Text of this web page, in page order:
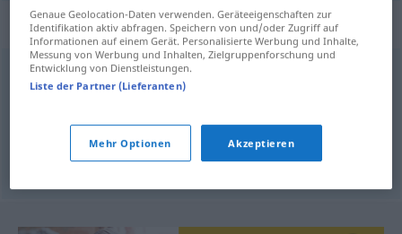
Synonyme für "Unwissenheit"
Unkenntnis,Naivität,Ahnungslosigkeit
Dummheit,Blödheit (ugs.), Unfähigkeit
Genaue Geolocation-Daten verwenden. Geräteeigenschaften zur
Identifikation aktiv abfragen. Speichern von und/oder Zugriff auf
Informationen auf einem Gerät. Personalisierte Werbung und Inhalte,
Messung von Werbung und Inhalten, Zielgruppenforschung und
Entwicklung von Dienstleistungen.
Liste der Partner (Lieferanten)
Mehr Optionen Akzeptieren